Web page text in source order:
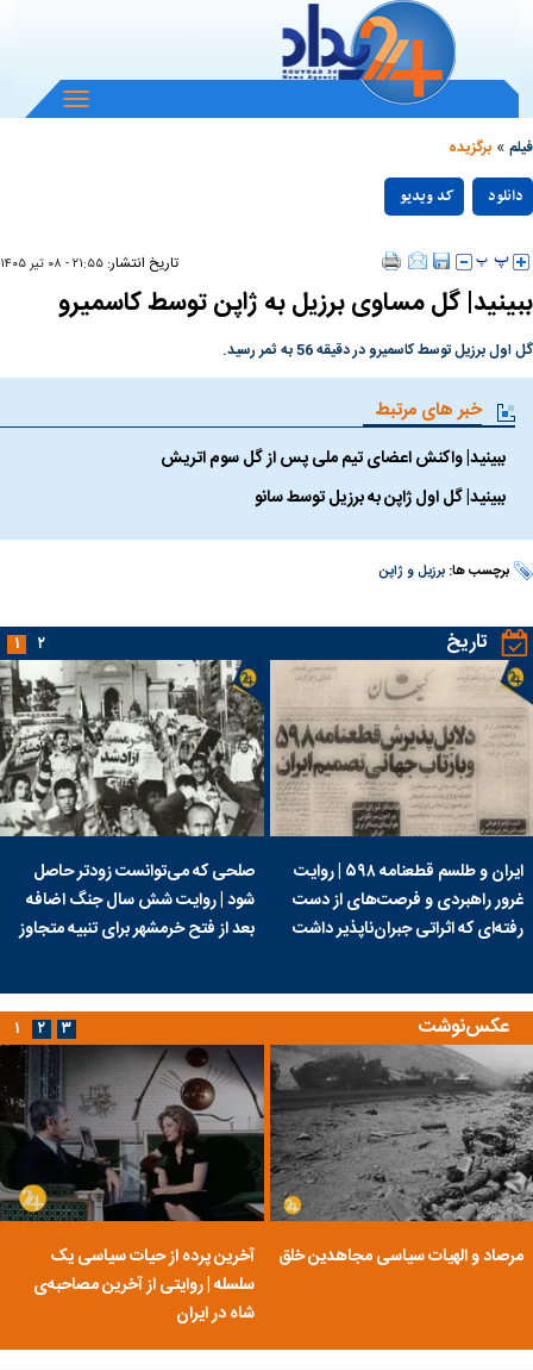
باز
و
فیلم » برگزیده
Video
کد ویدیو دانلود
تاریخ انتشار: ۲۱:۵۵ - ۰۸ تير ۱۴۰۵
ببینید| گل مساوی برزیل به ژاپن توسط کاسمیرو
گل اول برزیل توسط کاسمیرو در دقیقه 56 به ثمر رسید.
خبر های مرتبط
ببینید| واکنش اعضای تیم ملی پس از گل سوم اتریش
ببینید| گل اول ژاپن به برزیل توسط سانو
برچسب ها: برزیل و ژاپن
تاریخ
ایران و طلسم قطعنامه ۵۹۸ | روایت
غرور راهبردی و فرصت‌های از دست
رفته‌ای که اثراتی جبران‌ناپذیر داشت
صلحی که می‌توانست زودتر حاصل
شود | روایت شش سال جنگ اضافه
بعد از فتح خرمشهر برای تنبیه متجاوز
۱ ۲
عکس‌نوشت
مرصاد و الهیات سیاسی مجاهدین خلق
آخرین پرده از حیات سیاسی یک
سلسله | روایتی از آخرین مصاحبه‌ی
شاه در ایران
۱ ۲ ۳